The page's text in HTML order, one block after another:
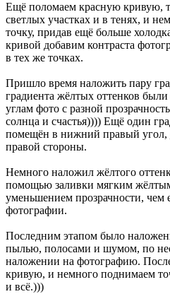
Ещё поломаем красную кривую,
светлых участках и в тенях, и
точку, придав ещё больше
кривой добавим контраста
в тех же точках.
Пришло время наложить пару
градиента жёлтых оттенков
углам фото с разной
солнца и счастья)))) Ещё один
помещён в нижний правый угол,
правой стороны.
Немного наложил жёлтого
помощью заливки мягким
уменьшением прозрачности, чем
фотографии.
Последним этапом было
пылью, полосами и шумом, по
наложении на фотографию.
кривую, и немного поднимаем
и всё.)))